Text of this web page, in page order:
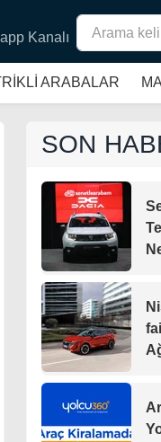
Kanalı
ARABALAR
SON